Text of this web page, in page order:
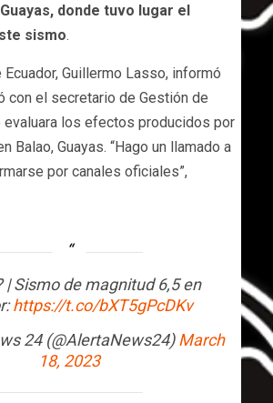
donde tuvo lugar el
sismo.
Guillermo Lasso, informó
con el secretario de Gestión de
evaluara los efectos producidos por
Balao, Guayas. “Hago un llamado a
por canales oficiales”,
| Sismo de magnitud 6,5 en
https://t.co/bXT5gPcDKv
24 (@AlertaNews24)March
18, 2023